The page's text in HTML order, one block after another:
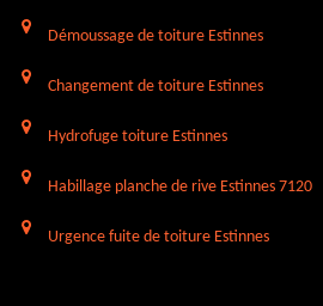
Démoussage de toiture Estinnes
Changement de toiture Estinnes
Hydrofuge toiture Estinnes
Habillage planche de rive Estinnes 7120
Urgence fuite de toiture Estinnes